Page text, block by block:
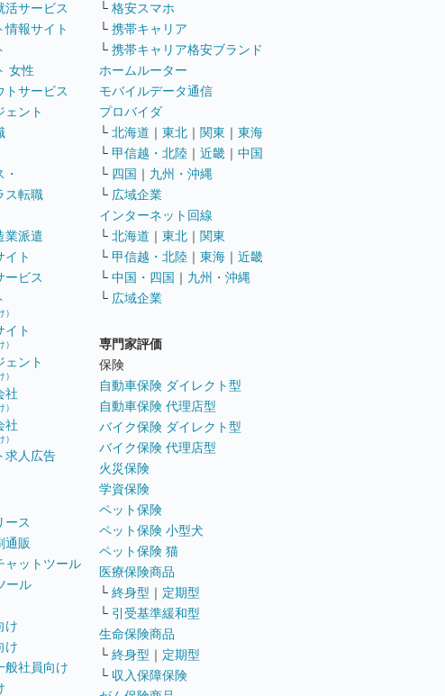
活サービス
情報サイト
女性
トサービス
ェント
ス転職
業派遣
イト
ービス
）
イト
）
ェント
）
社
）
社
）
求人広告
ース
通販
ャットツール
ール
け
け
般社員向け
└ 格安スマホ
└ 携帯キャリア
└ 携帯キャリア格安ブランド
ホームルーター
モバイルデータ通信
プロバイダ
└ 北海道 ｜ 東北 ｜ 関東 ｜ 東海
└ 甲信越・北陸 ｜ 近畿 ｜ 中国
└ 四国 ｜ 九州・沖縄
└ 広域企業
インターネット回線
└ 北海道 ｜ 東北 ｜ 関東
└ 甲信越・北陸 ｜ 東海 ｜ 近畿
└ 中国・四国 ｜ 九州・沖縄
└ 広域企業
専門家評価
保険
自動車保険 ダイレクト型
自動車保険 代理店型
バイク保険 ダイレクト型
バイク保険 代理店型
火災保険
学資保険
ペット保険
ペット保険 小型犬
ペット保険 猫
医療保険商品
└ 終身型 ｜ 定期型
└ 引受基準緩和型
生命保険商品
└ 終身型 ｜ 定期型
└ 収入保障保険